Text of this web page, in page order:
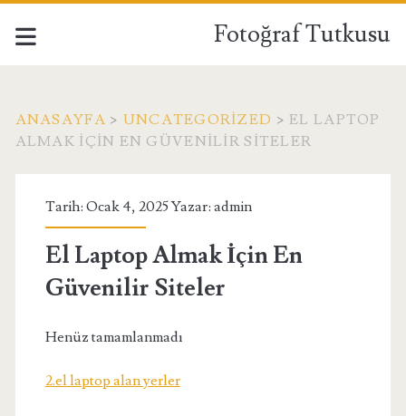
Fotoğraf Tutkusu
ANASAYFA > UNCATEGORIZED >EL LAPTOP
ALMAK İÇIN EN GÜVENILIR SITELER
Tarih: Ocak 4, 2025 Yazar: admin
El Laptop Almak İçin En
Güvenilir Siteler
Henüz tamamlanmadı
2.el laptop alan yerler